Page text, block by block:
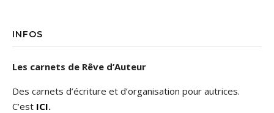
INFOS
Les carnets de Rêve d’Auteur
Des carnets d’écriture et d’organisation pour autrices.
C’est ICI.